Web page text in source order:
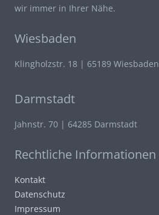
wir immer in Ihrer Nähe.
Wiesbaden
Klingholzstr. 18 | 65189 Wiesbaden
Darmstadt
Jahnstr. 70 | 64285 Darmstadt
Rechtliche Informationen
Kontakt
Datenschutz
Impressum